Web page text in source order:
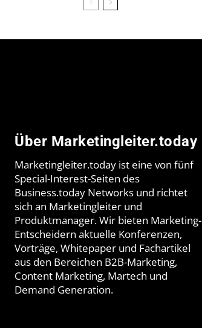
Über Marketingleiter.today
Marketingleiter.today ist eine von fünf
Special-Interest-Seiten des
Business.today Networks und richtet
sich an Marketingleiter und
Produktmanager. Wir bieten Marketing-
Entscheidern aktuelle Konferenzen,
Vorträge, Whitepaper und Fachartikel
aus den Bereichen B2B-Marketing,
Content Marketing, Martech und
Demand Generation.